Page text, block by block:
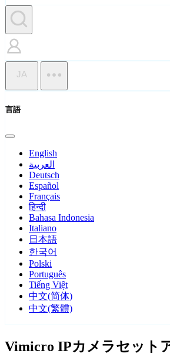
JA
言語
English
العربية
Deutsch
Español
Français
हिन्दी
Bahasa Indonesia
Italiano
日本語
한국어
Polski
Português
Tiếng Việt
中文(简体)
中文(繁體)
Vimicro IPカメラセット